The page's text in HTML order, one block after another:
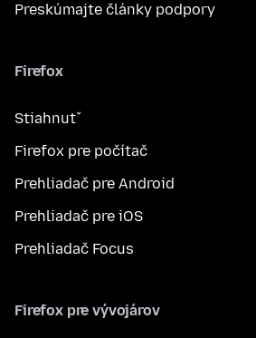
Preskúmajte články podpory
Firefox
Stiahnuť
Firefox pre počítač
Prehliadač pre Android
Prehliadač pre iOS
Prehliadač Focus
Firefox pre vývojárov